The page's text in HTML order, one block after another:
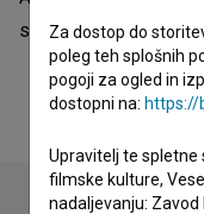
sodeloval, je
Za dostop do
poleg teh splošnih
pogoji za ogled in
dostopni na:
Upravitelj te spletne
filmske kulture,
nadaljevanju: Zavod